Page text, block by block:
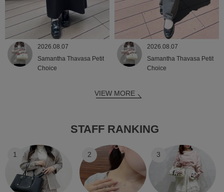
2026.08.07
Samantha Thavasa Petit
Choice
2026.08.07
Samantha Thavasa Petit
Choice
VIEW MORE
STAFF RANKING
1 2 3